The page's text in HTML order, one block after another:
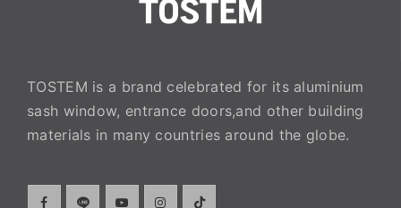
TOSTEM is a brand celebrated for its aluminium
sash window, entrance doors,and other building
materials in many countries around the globe.